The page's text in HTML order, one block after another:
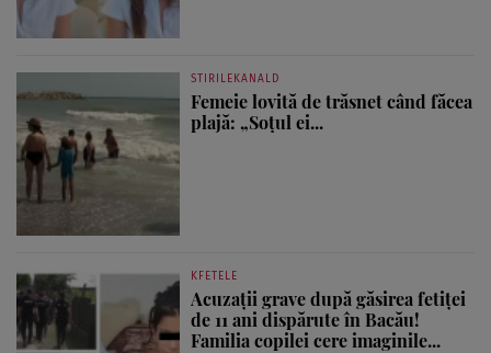
STIRILEKANALD
Femeie lovită de trăsnet când făcea
plajă: „Soțul ei...
KFETELE
Acuzații grave după găsirea fetiței
de 11 ani dispărute în Bacău!
Familia copilei cere imaginile...